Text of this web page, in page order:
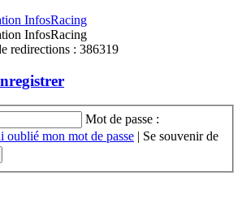
InfosRacing
InfosRacing
redirections : 386319
Mot de passe :
oublié mon mot de passe | Se souvenir de